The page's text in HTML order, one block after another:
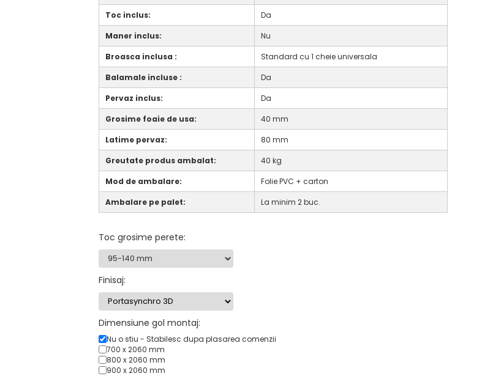
Toc inclus:
Da
Maner inclus:
Nu
Broasca inclusa :
Standard cu 1 cheie universala
Balamale incluse :
Da
Pervaz inclus:
Da
Grosime foaie de usa:
40 mm
Latime pervaz:
80 mm
Greutate produs ambalat:
40 kg
Mod de ambalare:
Folie PVC + carton
Ambalare pe palet:
La minim 2 buc.
Toc grosime perete:
Finisaj:
Dimensiune gol montaj:
Nu o stiu - Stabilesc dupa plasarea comenzii
700 x 2060 mm
800 x 2060 mm
900 x 2060 mm